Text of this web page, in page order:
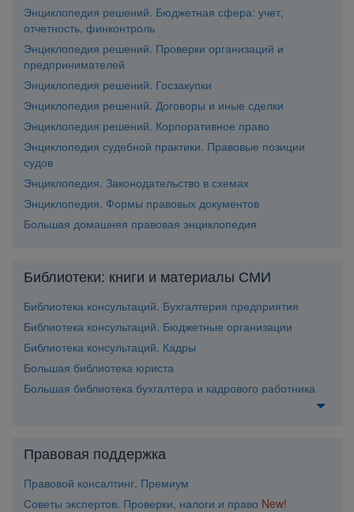
Энциклопедия решений. Бюджетная сфера: учет,
отчетность, финконтроль
Энциклопедия решений. Проверки организаций и
предпринимателей
Энциклопедия решений. Госзакупки
Энциклопедия решений. Договоры и иные сделки
Энциклопедия решений. Корпоративное право
Энциклопедия судебной практики. Правовые позиции
судо
Энциклопедия. Законодательство в схемах
Энциклопедия. Формы правовых документо
Большая домашняя правовая энциклопедия
Библиотеки: книги и материалы СМИ
Библиотека консультаций. Бухгалтерия предприятия
Библиотека консультаций. Бюджетные организации
Библиотека консультаций. Кадры
Большая библиотека юриста
Большая библиотека бухгалтера и кадрового работника
Правовая поддержка
Правовой консалтинг. Премиум
Советы экспертов. Проверки, налоги и право New!